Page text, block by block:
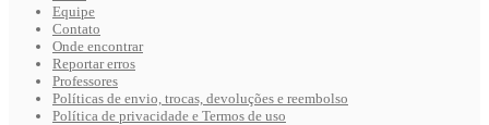
Equipe
Contato
Onde encontrar
Reportar erros
Professores
Políticas de envio, trocas, devoluções e reembolso
Política de privacidade e Termos de uso